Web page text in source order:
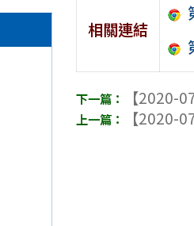
相關連結
【2020-
【2020-